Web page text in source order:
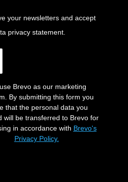
your newsletters and accept
privacy statement.
Brevo as our marketing
By submitting this form you
that the personal data you
will be transferred to Brevo for
in accordance with Brevo's
Privacy Policy.